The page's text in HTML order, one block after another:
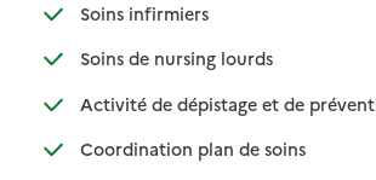
Soins infirmiers: disponible
: non disponible
Soins de nursing lourds: disponible
: non disponible
Activité de dépistage et de :
:
Coordination plan de soins: disponible
: non